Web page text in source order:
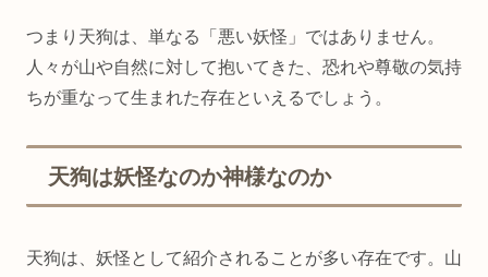
つまり天狗は、単なる「悪い妖怪」ではありません。
人々が山や自然に対して抱いてきた、恐れや尊敬の気持
ちが重なって生まれた存在といえるでしょう。
天狗は妖怪なのか神様なのか
天狗は、妖怪として紹介されることが多い存在です。山